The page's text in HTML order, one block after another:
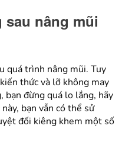
nâng mũi
quá trình nâng mũi. Tuy
thức và lỡ không may
bạn đừng quá lo lắng, hãy
bạn vẫn có thể sử
đối kiêng khem một số